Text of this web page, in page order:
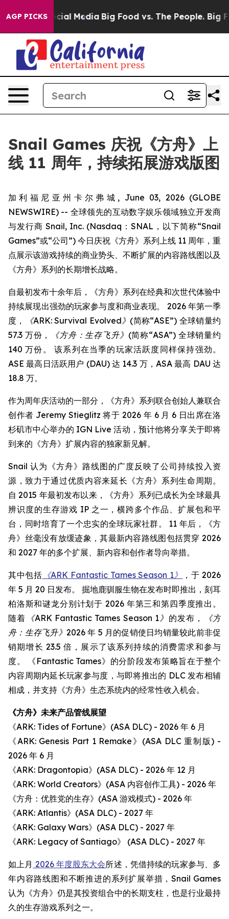
AGP PICKS
on Social Media Big Food vs. The People. Big
Snail Games 庆祝《方舟》上
线 11 周年，持续拓展游戏版图
加利福尼亚州卡尔弗城, June 03, 2026 (GLOBE
NEWSWIRE) -- 全球领先的互动数字娱乐领域独立开发商
与发行商 Snail, Inc. (Nasdaq：SNAL，以下简称“Snail
Games”或“公司”) 今日庆祝《方舟》系列上线 11 周年，重
点展示该游戏持续的商业势头、不断扩展的内容路线图以及
《方舟》系列的长期增长战略。
自最初发布十余年后，《方舟》系列在经典和次世代体验中
持续展现出强劲的玩家参与度和商业表现。 2026 年第一季
度，
《ARK: Survival Evolved》 (简称“ASE”) 全球销量约
57.3 万份，
《方舟：生存飞升》 (简称“ASA”) 全球销量约
140 万份。 该系列在当季的玩家活跃度同样保持强劲。
ASE 最高日活跃用户 (DAU) 达 14.3 万，ASA 最高 DAU 达
18.8 万。
作为周年庆活动的一部分，《方舟》系列联合创始人兼联合
创作者 Jeremy Stieglitz 将于 2026 年 6 月 6 日出席在洛
杉矶市中心举办的 IGN Live 活动，预计他将分享关于即将
到来的《方舟》扩展内容的独家新见解。
Snail 认为《方舟》路线图的广度反映了公司持续投入资
源，致力于通过优质内容来延长《方舟》系列生命周期。
自 2015 年最初发布以来，《方舟》系列已成长为全球最具
辨识度的生存游戏 IP 之一，横跨多个作品、扩展包和平
台，同时培育了一个忠实的全球玩家社群。 11 年后，《方
舟》丝毫没有放缓迹象，其最新内容路线图包括贯穿 2026
和 2027 年的多个扩展、新内容和创作者导向举措。
其中包括 《ARK Fantastic Tames Season 1》
，于 2026
年 5 月 20 日发布。 掘地鹿驯服生物在发布时即推出，刻耳
柏洛斯和谜龙分别计划于 2026 年第三和第四季度推出。
随着 《ARK Fantastic Tames Season 1》 的发布，
《方
舟：生存飞升》 2026 年 5 月的促销使日均销量较此前非促
销期增长 23.5 倍，展示了该系列持续的消费需求和参与
度。 《Fantastic Tames》的分阶段发布策略旨在于整个
内容周期内延长玩家参与度，与即将推出的 DLC 发布相辅
相成，并支持《方舟》生态系统内的经常性收入机会。
《方舟》未来产品管线展望
《ARK: Tides of Fortune》(ASA DLC) - 2026 年 6 月
《ARK: Genesis Part 1 Remake》(ASA DLC 重制版) -
2026 年 6 月
《ARK: Dragontopia》(ASA DLC) - 2026 年 12 月
《ARK: World Creators》(ASA 内容创作工具) - 2026 年
《方舟：优胜党的生存》(ASA 游戏模式) - 2026 年
《ARK: Atlantis》(ASA DLC) - 2027 年
《ARK: Galaxy Wars》(ASA DLC) - 2027 年
《ARK: Legacy of Santiago》 (ASA DLC) - 2027 年
如上月 2026 年度股东大会所述，凭借持续的玩家参与、多
年内容路线图和不断推进的系列扩展举措，Snail Games
认为《方舟》仍是其投资组合中的长期支柱，也是行业最持
久的生存游戏系列之一。